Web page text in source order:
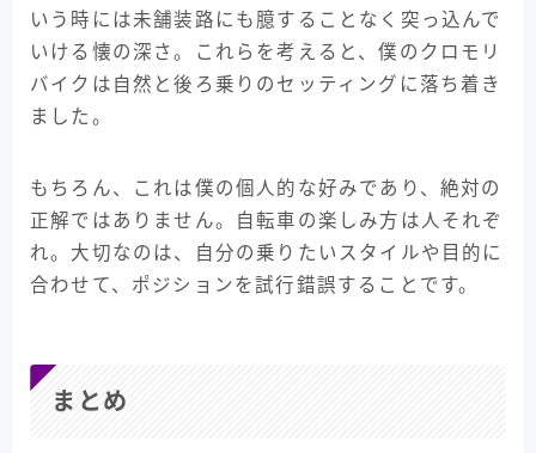
いう時には未舗装路にも臆することなく突っ込んで
いける懐の深さ。これらを考えると、僕のクロモリ
バイクは自然と後ろ乗りのセッティングに落ち着き
ました。
もちろん、これは僕の個人的な好みであり、絶対の
正解ではありません。自転車の楽しみ方は人それぞ
れ。大切なのは、自分の乗りたいスタイルや目的に
合わせて、ポジションを試行錯誤することです。
まとめ